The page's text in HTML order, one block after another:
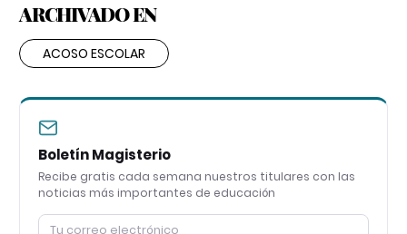
ARCHIVADO EN
ACOSO ESCOLAR
Boletín Magisterio
Recibe gratis cada semana nuestros titulares con las
noticias más importantes de educación